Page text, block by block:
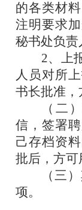
的各类材
注明要求
秘书处负责
2、上
人员对所
书长批准，
（二
信，签署
己存档资
批后，方可
（三
项。